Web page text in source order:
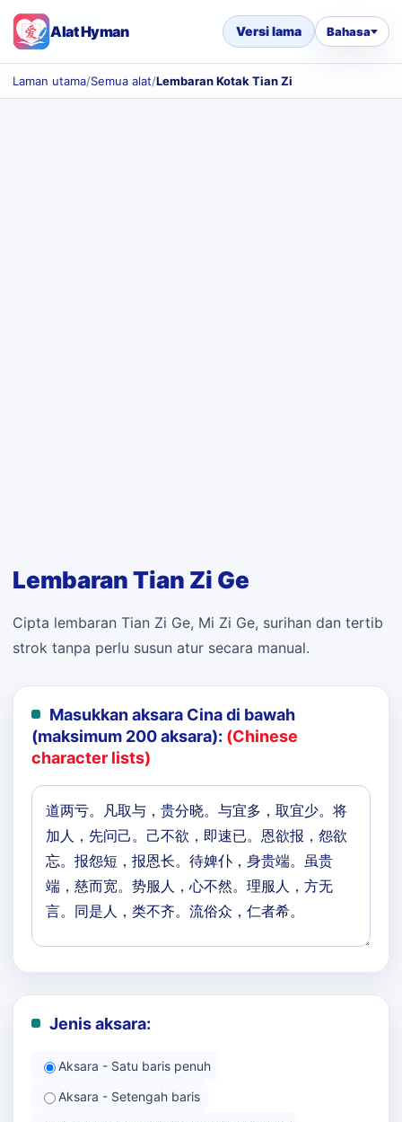
Alat Hyman Versi lama Bahasa
Laman utama/Semua alat/Lembaran Kotak Tian Zi
Lembaran Tian Zi Ge
Cipta lembaran Tian Zi Ge, Mi Zi Ge, surihan dan tertib
strok tanpa perlu susun atur secara manual.
Masukkan aksara Cina di bawah
(maksimum 200 aksara): (Chinese
character lists)
Jenis aksara:
Aksara - Satu baris penuh
Aksara - Setengah baris